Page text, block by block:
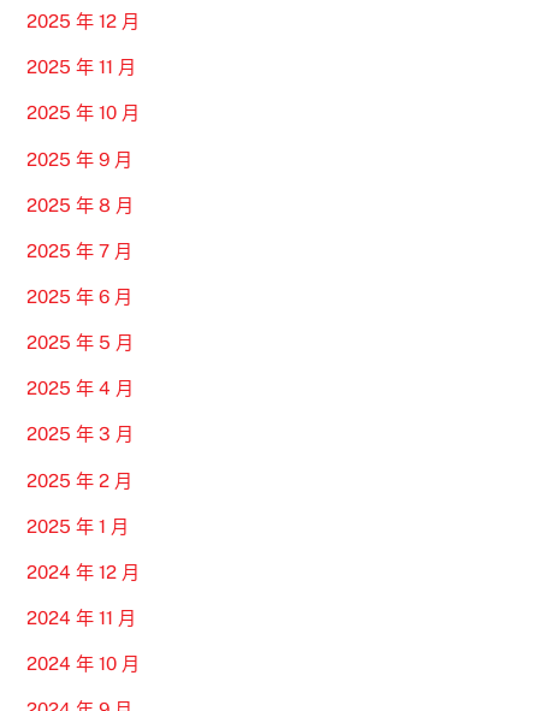
2025 年 12 月
2025 年 11 月
2025 年 10 月
2025 年 9 月
2025 年 8 月
2025 年 7 月
2025 年 6 月
2025 年 5 月
2025 年 4 月
2025 年 3 月
2025 年 2 月
2025 年 1 月
2024 年 12 月
2024 年 11 月
2024 年 10 月